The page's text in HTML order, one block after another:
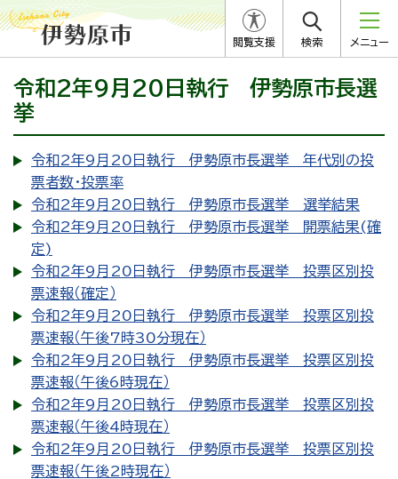
閲覧支援 検索 メニュー
令和2年9月20日執行 伊勢原市長選
挙
令和2年9月20日執行 伊勢原市長選挙 年代別の投
票者数・投票率
令和2年9月20日執行 伊勢原市長選挙 選挙結果
令和2年9月20日執行 伊勢原市長選挙 開票結果(確
定)
令和2年9月20日執行 伊勢原市長選挙 投票区別投
票速報（確定）
令和2年9月20日執行 伊勢原市長選挙 投票区別投
票速報（午後7時30分現在）
令和2年9月20日執行 伊勢原市長選挙 投票区別投
票速報（午後6時現在）
令和2年9月20日執行 伊勢原市長選挙 投票区別投
票速報（午後4時現在）
令和2年9月20日執行 伊勢原市長選挙 投票区別投
票速報（午後2時現在）